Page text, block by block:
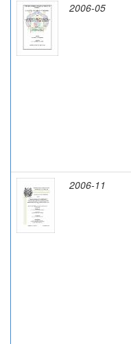
2006-05
2006-11